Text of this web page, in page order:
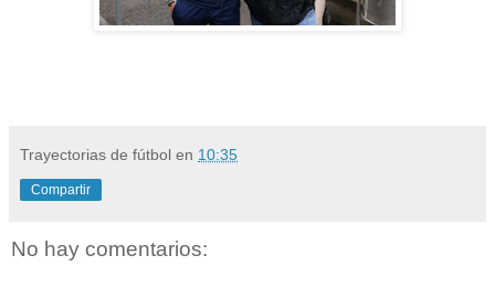
Trayectorias de fútbol en 10:35
Compartir
No hay comentarios: